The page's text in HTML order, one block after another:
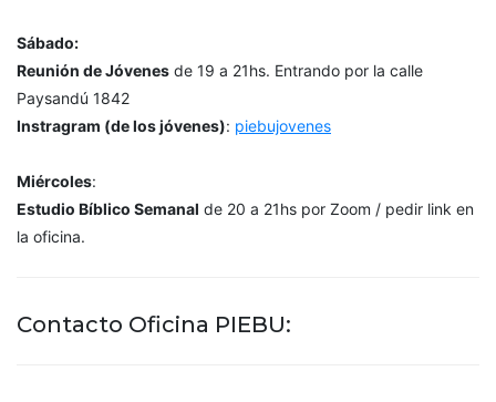
Sábado:
Reunión de Jóvenes de 19 a 21hs. Entrando por la calle
Paysandú 1842
Instragram (de los jóvenes): piebujovenes
Miércoles:
Estudio Bíblico Semanal de 20 a 21hs por Zoom / pedir link en
la oficina.
Contacto Oficina PIEBU: